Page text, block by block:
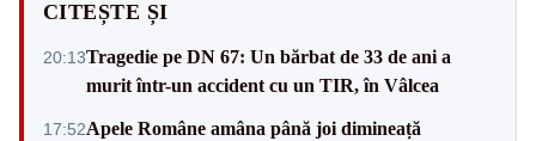
CITEȘTE ȘI
20:13Tragedie pe DN 67: Un bărbat de 33 de ani a
murit într-un accident cu un TIR, în Vâlcea
17:52Apele Române amâna până joi dimineață